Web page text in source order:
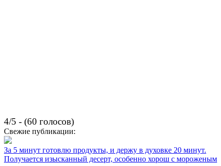
4/5 - (60 голосов)
Свежие публикации:
За 5 минут готовлю продукты, и держу в духовке 20 минут.
Получается изысканный десерт, особенно хорош с мороженым